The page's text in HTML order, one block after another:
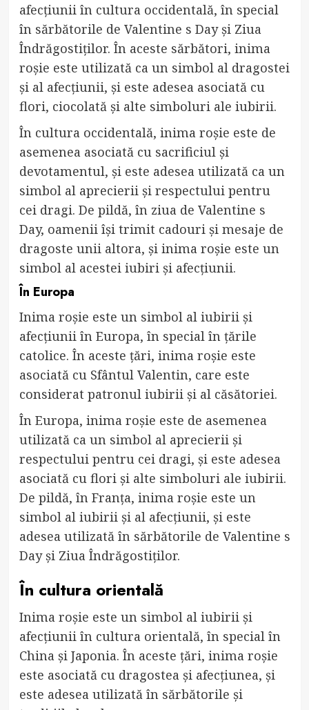
afecțiunii în cultura occidentală, în special
în sărbătorile de Valentine s Day și Ziua
Îndrăgostiților. În aceste sărbători, inima
roșie este utilizată ca un simbol al dragostei
și al afecțiunii, și este adesea asociată cu
flori, ciocolată și alte simboluri ale iubirii.
În cultura occidentală, inima roșie este de
asemenea asociată cu sacrificiul și
devotamentul, și este adesea utilizată ca un
simbol al aprecierii și respectului pentru
cei dragi. De pildă, în ziua de Valentine s
Day, oamenii își trimit cadouri și mesaje de
dragoste unii altora, și inima roșie este un
simbol al acestei iubiri și afecțiunii.
În Europa
Inima roșie este un simbol al iubirii și
afecțiunii în Europa, în special în țările
catolice. În aceste țări, inima roșie este
asociată cu Sfântul Valentin, care este
considerat patronul iubirii și al căsătoriei.
În Europa, inima roșie este de asemenea
utilizată ca un simbol al aprecierii și
respectului pentru cei dragi, și este adesea
asociată cu flori și alte simboluri ale iubirii.
De pildă, în Franța, inima roșie este un
simbol al iubirii și al afecțiunii, și este
adesea utilizată în sărbătorile de Valentine s
Day și Ziua Îndrăgostiților.
În cultura orientală
Inima roșie este un simbol al iubirii și
afecțiunii în cultura orientală, în special în
China și Japonia. În aceste țări, inima roșie
este asociată cu dragostea și afecțiunea, și
este adesea utilizată în sărbătorile și